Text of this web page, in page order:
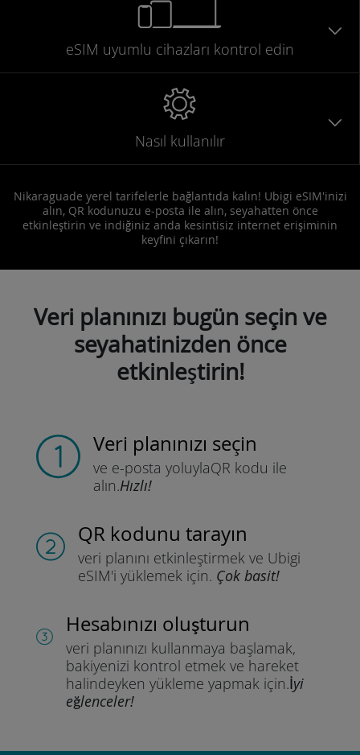
eSIM uyumlu cihazları kontrol edin
Nasıl kullanılır
Nikaraguade yerel tarifelerle bağlantıda kalın! Ubigi eSIM'inizi
alın, QR kodunuzu e-posta ile alın, seyahatten önce
etkinleştirin ve indiğiniz anda kesintisiz internet erişiminin
keyfini çıkarın!
Veri planınızı bugün seçin ve
seyahatinizden önce
etkinleştirin!
Veri planınızı seçin
ve e-posta yoluylaQR kodu ile
alın.Hızlı!
QR kodunu tarayın
veri planını etkinleştirmek ve Ubigi
eSIM'i yüklemek için. Çok basit!
Hesabınızı oluşturun
veri planınızı kullanmaya başlamak,
bakiyenizi kontrol etmek ve hareket
halindeyken yükleme yapmak için.İyi
eğlenceler!